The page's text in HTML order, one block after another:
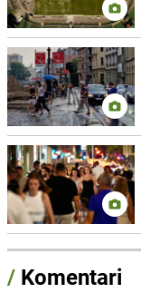
/ Komentari